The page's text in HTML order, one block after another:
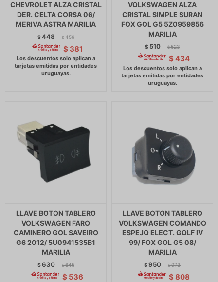
CHEVROLET ALZA CRISTAL
DER. CELTA CORSA 06/
MERIVA ASTRA MARILIA
$448 $ 459
$ 381
VOLKSWAGEN ALZA
CRISTAL SIMPLE SURAN
FOX GOL G5 5Z0959856
MARILIA
$ 510 $ 523
$ 434
LLAVE BOTON TABLERO
VOLKSWAGEN FARO
CAMINERO GOL SAVEIRO
G6 2012/ 5U0941535B1
MARILIA
$630 $ 645
$ 536
LLAVE BOTON TABLERO
VOLKSWAGEN COMANDO
ESPEJO ELECT. GOLF IV
99/ FOX GOL G5 08/
MARILIA
$950 $ 973
$ 808